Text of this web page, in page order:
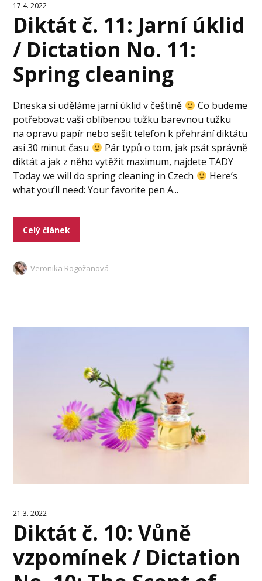
17.4. 2022
Diktát č. 11: Jarní úklid
/ Dictation No. 11:
Spring cleaning
Dneska si uděláme jarní úklid v češtině
Co budeme
potřebovat: vaši oblíbenou tužku barevnou tužku
na opravu papír nebo sešit telefon k přehrání diktátu
asi 30 minut času
Pár typů o tom, jak psát správně
diktát a jak z něho vytěžit maximum, najdete TADY
Today we will do spring cleaning in Czech
Here’s
what you’ll need: Your favorite pen A...
Celý článek
Veronika Rogožanová
21.3. 2022
Diktát č. 10: Vůně
vzpomínek / Dictation